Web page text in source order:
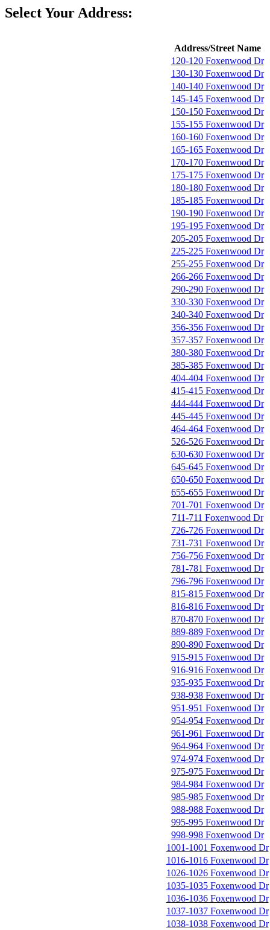
Select Your Address:
Address/Street Name
120-120 Foxenwood Dr
130-130 Foxenwood Dr
140-140 Foxenwood Dr
145-145 Foxenwood Dr
150-150 Foxenwood Dr
155-155 Foxenwood Dr
160-160 Foxenwood Dr
165-165 Foxenwood Dr
170-170 Foxenwood Dr
175-175 Foxenwood Dr
180-180 Foxenwood Dr
185-185 Foxenwood Dr
190-190 Foxenwood Dr
195-195 Foxenwood Dr
205-205 Foxenwood Dr
225-225 Foxenwood Dr
255-255 Foxenwood Dr
266-266 Foxenwood Dr
290-290 Foxenwood Dr
330-330 Foxenwood Dr
340-340 Foxenwood Dr
356-356 Foxenwood Dr
357-357 Foxenwood Dr
380-380 Foxenwood Dr
385-385 Foxenwood Dr
404-404 Foxenwood Dr
415-415 Foxenwood Dr
444-444 Foxenwood Dr
445-445 Foxenwood Dr
464-464 Foxenwood Dr
526-526 Foxenwood Dr
630-630 Foxenwood Dr
645-645 Foxenwood Dr
650-650 Foxenwood Dr
655-655 Foxenwood Dr
701-701 Foxenwood Dr
711-711 Foxenwood Dr
726-726 Foxenwood Dr
731-731 Foxenwood Dr
756-756 Foxenwood Dr
781-781 Foxenwood Dr
796-796 Foxenwood Dr
815-815 Foxenwood Dr
816-816 Foxenwood Dr
870-870 Foxenwood Dr
889-889 Foxenwood Dr
890-890 Foxenwood Dr
915-915 Foxenwood Dr
916-916 Foxenwood Dr
935-935 Foxenwood Dr
938-938 Foxenwood Dr
951-951 Foxenwood Dr
954-954 Foxenwood Dr
961-961 Foxenwood Dr
964-964 Foxenwood Dr
974-974 Foxenwood Dr
975-975 Foxenwood Dr
984-984 Foxenwood Dr
985-985 Foxenwood Dr
988-988 Foxenwood Dr
995-995 Foxenwood Dr
998-998 Foxenwood Dr
1001-1001 Foxenwood Dr
1016-1016 Foxenwood Dr
1026-1026 Foxenwood Dr
1035-1035 Foxenwood Dr
1036-1036 Foxenwood Dr
1037-1037 Foxenwood Dr
1038-1038 Foxenwood Dr